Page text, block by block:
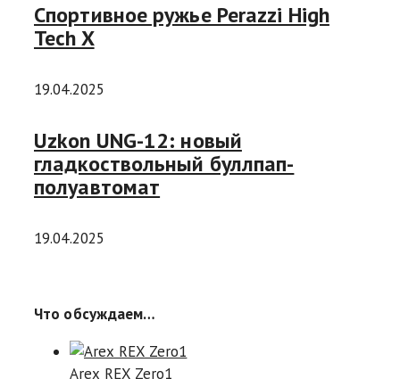
Спортивное ружье Perazzi High
Tech X
19.04.2025
Uzkon UNG-12: новый
гладкоствольный буллпап-
полуавтомат
19.04.2025
Что обсуждаем…
Arex REX Zero1